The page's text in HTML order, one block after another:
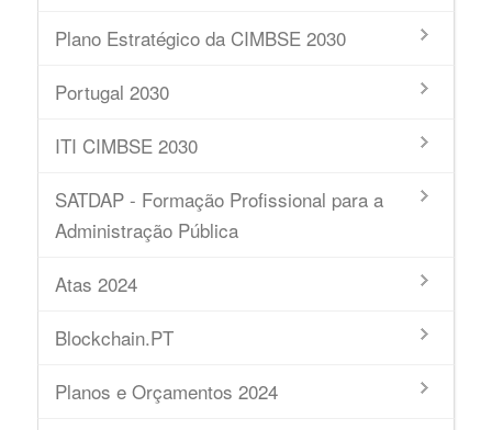
Plano Estratégico da CIMBSE 2030
Portugal 2030
ITI CIMBSE 2030
SATDAP - Formação Profissional para a
Administração Pública
Atas 2024
Blockchain.PT
Planos e Orçamentos 2024